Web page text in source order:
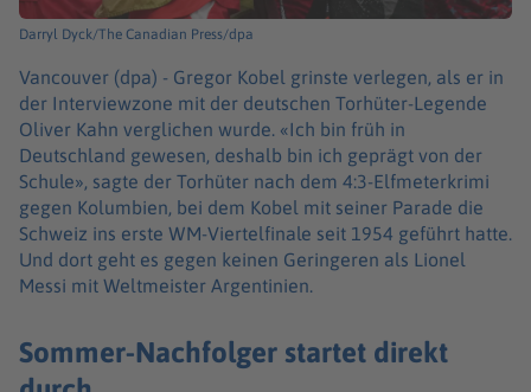
Darryl Dyck/The Canadian Press/dpa
Vancouver (dpa) - Gregor Kobel grinste verlegen, als er in
der Interviewzone mit der deutschen Torhüter-Legende
Oliver Kahn verglichen wurde. «Ich bin früh in
Deutschland gewesen, deshalb bin ich geprägt von der
Schule», sagte der Torhüter nach dem 4:3-Elfmeterkrimi
gegen Kolumbien, bei dem Kobel mit seiner Parade die
Schweiz ins erste WM-Viertelfinale seit 1954 geführt hatte.
Und dort geht es gegen keinen Geringeren als Lionel
Messi mit Weltmeister Argentinien.
Sommer-Nachfolger startet direkt